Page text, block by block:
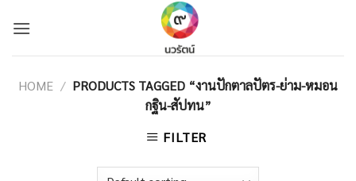
HOME / PRODUCTS TAGGED “งานปักตาลปัตร-ย่าม-หมอน
กฐิน-สัปทน”
FILTER